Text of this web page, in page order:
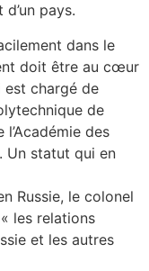
pays.
dans le
doit être au cœur
est chargé de
de
des
Un statut qui en
Russie, le colonel
les relations
et les autres